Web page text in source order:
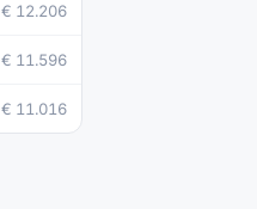
€ 12.206
€ 11.596
€ 11.016